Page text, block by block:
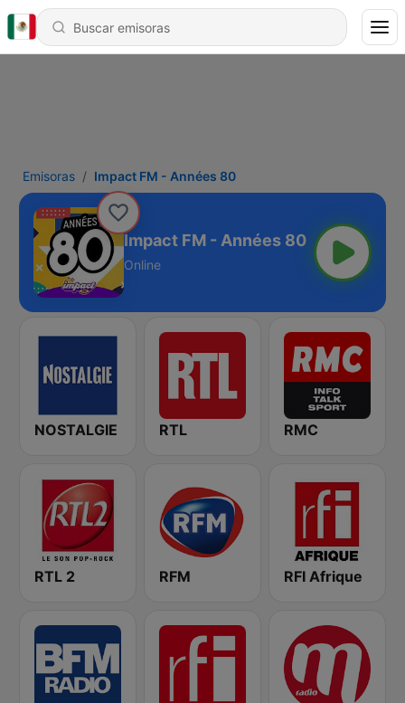
Emisoras Impact FM - Années 80
Impact FM - Années 80
Online
NOSTALGIE RTL RMC
RTL 2 RFM RFI Afrique